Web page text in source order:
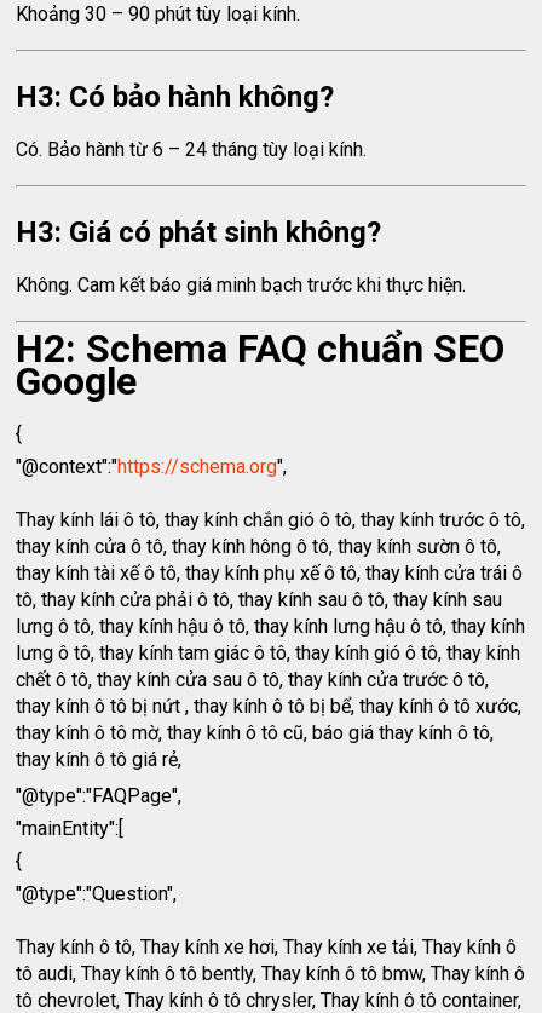
Khoảng 30 – 90 phút tùy loại kính.
H3: Có bảo hành không?
Có. Bảo hành từ 6 – 24 tháng tùy loại kính.
H3: Giá có phát sinh không?
Không. Cam kết báo giá minh bạch trước khi thực hiện.
H2: Schema FAQ chuẩn SEO
Google
{
"@context":"https://schema.org",
Thay kính lái ô tô, thay kính chắn gió ô tô, thay kính trước ô tô,
thay kính cửa ô tô, thay kính hông ô tô, thay kính sườn ô tô,
thay kính tài xế ô tô, thay kính phụ xế ô tô, thay kính cửa trái ô
tô, thay kính cửa phải ô tô, thay kính sau ô tô, thay kính sau
lưng ô tô, thay kính hậu ô tô, thay kính lưng hậu ô tô, thay kính
lưng ô tô, thay kính tam giác ô tô, thay kính gió ô tô, thay kính
chết ô tô, thay kính cửa sau ô tô, thay kính cửa trước ô tô,
thay kính ô tô bị nứt , thay kính ô tô bị bể, thay kính ô tô xước,
thay kính ô tô mờ, thay kính ô tô cũ, báo giá thay kính ô tô,
thay kính ô tô giá rẻ,
"@type":"FAQPage",
"mainEntity":[
{
"@type":"Question",
Thay kính ô tô, Thay kính xe hơi, Thay kính xe tải, Thay kính ô
tô audi, Thay kính ô tô bently, Thay kính ô tô bmw, Thay kính ô
tô chevrolet, Thay kính ô tô chrysler, Thay kính ô tô container,